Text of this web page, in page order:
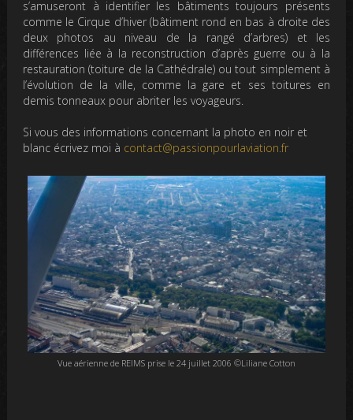
s’amuseront à identifier les bâtiments toujours présents
comme le Cirque d’hiver (bâtiment rond en bas à droite des
deux photos au niveau de la rangé d’arbres) et les
différences liée à la reconstruction d’après guerre ou à la
restauration (toiture de la Cathédrale) ou tout simplement à
l’évolution de la ville, comme la gare et ses toitures en
demis tonneaux pour abriter les voyageurs.
Si vous des informations concernant la photo en noir et
blanc écrivez moi à contact@passionpourlaviation.fr
Vue aérienne de REIMS prise le 24 juillet 2006 ©Liliane Cotton